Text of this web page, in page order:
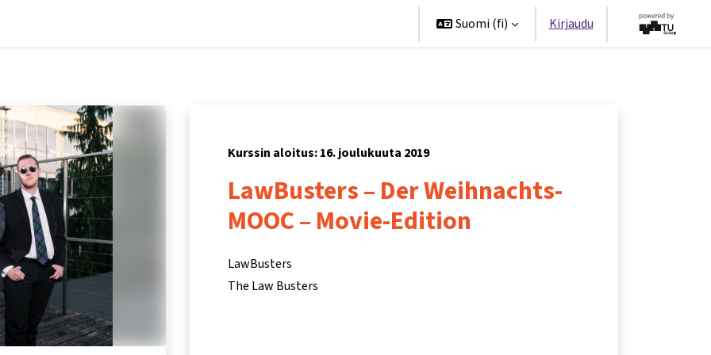
Suomi ‎(fi)‎ Kirjaudu
Kurssin aloitus: 16. joulukuuta 2019
LawBusters – Der Weihnachts-
MOOC – Movie-Edition
LawBusters
The Law Busters